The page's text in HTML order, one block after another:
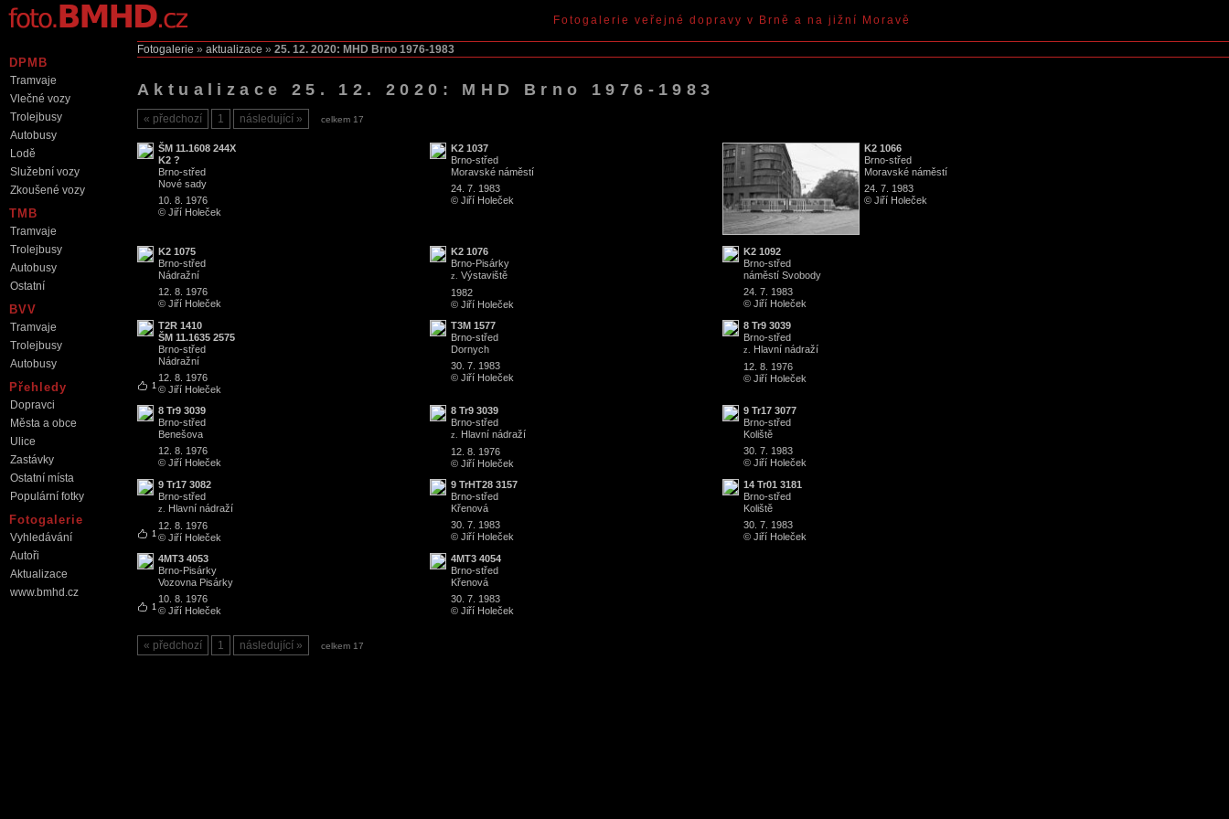
Fotogalerie » aktualizace » 25. 12. 2020: MHD Brno 1976-1983
Aktualizace 25. 12. 2020: MHD Brno 1976-1983
předchozí 1 následující celkem 17
ŠM 11.1608 244X
K2 ?
Brno-střed
Nové sady
10. 8. 1976
© Jiří Holeček
K2 1037
Brno-střed
Moravské náměstí
24. 7. 1983
© Jiří Holeček
K2 1066
Brno-střed
Moravské náměstí
24. 7. 1983
© Jiří Holeček
K2 1075
Brno-střed
Nádražní
12. 8. 1976
© Jiří Holeček
K2 1076
Brno-Pisárky
z.
Výstaviště
1982
© Jiří Holeček
K2 1092
Brno-střed
náměstí Svobody
24. 7. 1983
© Jiří Holeček
1
T2R 1410
ŠM 11.1635 2575
Brno-střed
Nádražní
12. 8. 1976
© Jiří Holeček
T3M 1577
Brno-střed
Dornych
30. 7. 1983
© Jiří Holeček
8 Tr9 3039
Brno-střed
z.
Hlavní nádraží
12. 8. 1976
© Jiří Holeček
8 Tr9 3039
Brno-střed
Benešova
12. 8. 1976
© Jiří Holeček
8 Tr9 3039
Brno-střed
z.
Hlavní nádraží
12. 8. 1976
© Jiří Holeček
9 Tr17 3077
Brno-střed
Koliště
30. 7. 1983
© Jiří Holeček
1
9 Tr17 3082
Brno-střed
z.
Hlavní nádraží
12. 8. 1976
© Jiří Holeček
9 TrHT28 3157
Brno-střed
Křenová
30. 7. 1983
© Jiří Holeček
14 Tr01 3181
Brno-střed
Koliště
30. 7. 1983
© Jiří Holeček
1
4MT3 4053
Brno-Pisárky
Vozovna Pisárky
10. 8. 1976
© Jiří Holeček
4MT3 4054
Brno-střed
Křenová
30. 7. 1983
© Jiří Holeček
předchozí 1 následující celkem 17
DPMB
Tramvaje
Vlečné vozy
Trolejbusy
Autobusy
Lodě
Služební vozy
Zkoušené vozy
TMB
Tramvaje
Trolejbusy
Autobusy
Ostatní
BVV
Tramvaje
Trolejbusy
Autobusy
Přehledy
Dopravci
Města a obce
Ulice
Zastávky
Ostatní místa
Populární fotky
Fotogalerie
Vyhledávání
Autoři
Aktualizace
www.bmhd.cz
Fotogalerie veřejné dopravy v Brně a na jižní Moravě